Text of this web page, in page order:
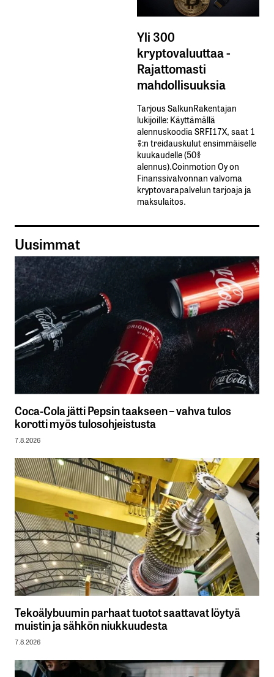
Yli 300
kryptovaluuttaa -
Rajattomasti
mahdollisuuksia
Tarjous SalkunRakentajan
lukijoille: Käyttämällä​ ​
alennuskoodia​ ​SRFI17X,​ ​saat​ ​1
%:n treidauskulut​ ​ensimmäiselle​ ​
kuukaudelle​ ​(50%​ ​
alennus).Coinmotion Oy on
Finanssivalvonnan valvoma
kryptovarapalvelun tarjoaja ja
maksulaitos.
Uusimmat
Coca-Cola jätti Pepsin taakseen – vahva tulos
korotti myös tulosohjeistusta
7.8.2026
Tekoälybuumin parhaat tuotot saattavat löytyä
muistin ja sähkön niukkuudesta
7.8.2026